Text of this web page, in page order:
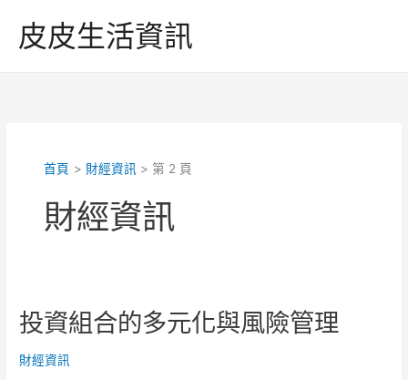
皮皮生活資訊
首頁 財經資訊 第 2 頁
財經資訊
投資組合的多元化與風險管理
財經資訊